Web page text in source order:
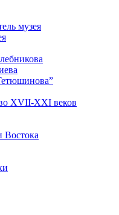
музея
XVII-XXI веков
Востока